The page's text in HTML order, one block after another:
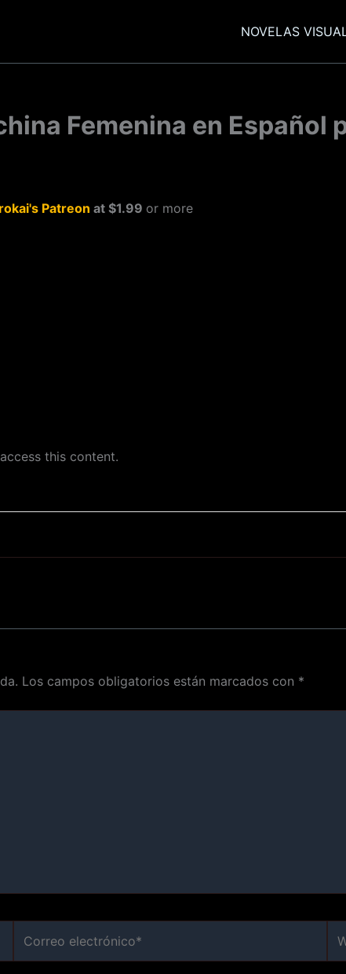
NOVELAS
Femenina en Español
Patreon at $1.99 or more
this content.
Los campos obligatorios están marcados con *
electrónico*